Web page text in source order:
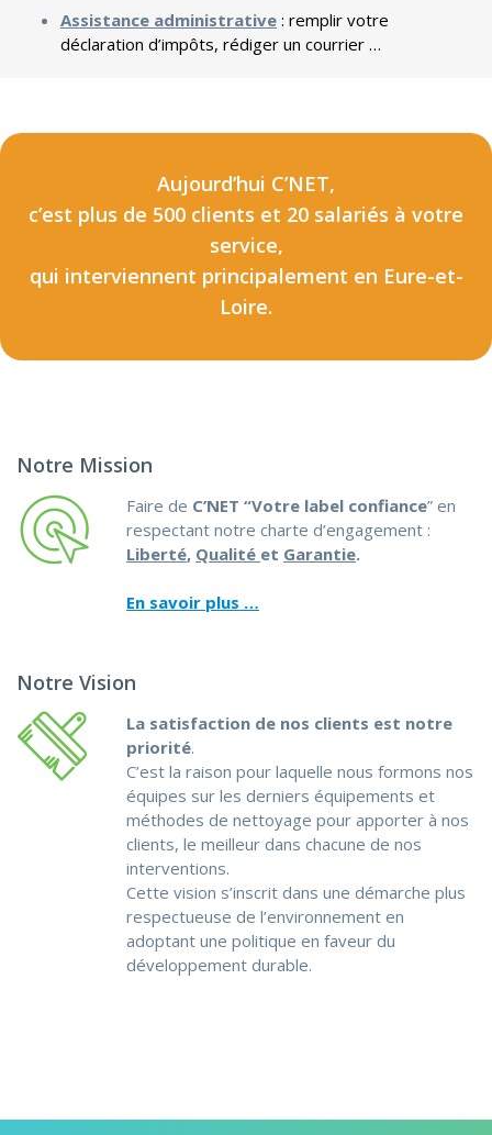
Assistance administrative : remplir votre
déclaration d’impôts, rédiger un courrier …
Aujourd’hui C’NET,
c’est plus de 500 clients et 20 salariés à votre
service,
qui interviennent principalement en Eure-et-
Loire.
Notre Mission
Faire de C’NET “Votre label confiance” en
respectant notre charte d’engagement :
Liberté, Qualité et Garantie.
En savoir plus …
Notre Vision
La satisfaction de nos clients est notre
priorité.
C’est la raison pour laquelle nous formons nos
équipes sur les derniers équipements et
méthodes de nettoyage pour apporter à nos
clients, le meilleur dans chacune de nos
interventions.
Cette vision s’inscrit dans une démarche plus
respectueuse de l’environnement en
adoptant une politique en faveur du
développement durable.